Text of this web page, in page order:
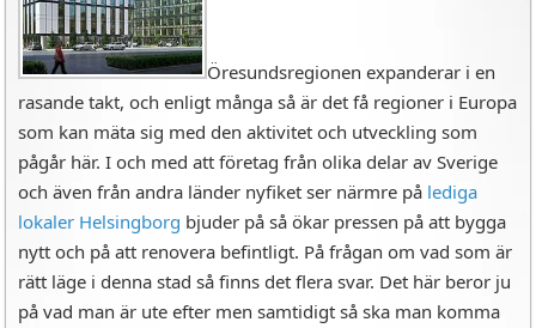
Öresundsregionen expanderar i en
rasande takt, och enligt många så är det få regioner i Europa
som kan mäta sig med den aktivitet och utveckling som
pågår här. I och med att företag från olika delar av Sverige
och även från andra länder nyfiket ser närmre på lediga
lokaler Helsingborg bjuder på så ökar pressen på att bygga
nytt och på att renovera befintligt. På frågan om vad som är
rätt läge i denna stad så finns det flera svar. Det här beror ju
på vad man är ute efter men samtidigt så ska man komma